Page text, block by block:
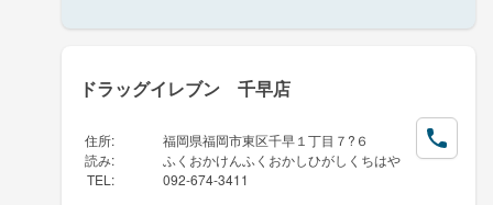
ドラッグイレブン 千早店
住所:
福岡県福岡市東区千早１丁目７?６
読み:
ふくおかけんふくおかしひがしくちはや
TEL : 092-674-3411